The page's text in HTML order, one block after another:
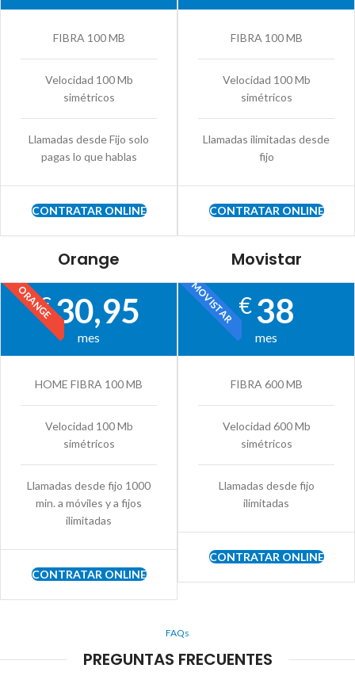
FIBRA 100 MB
Velocidad 100 Mb
simétricos
Llamadas desde Fijo solo
pagas lo que hablas
CONTRATAR ONLINE
FIBRA 100 MB
Velocidad 100 Mb
simétricos
Llamadas ilimitadas desde
fijo
CONTRATAR ONLINE
Orange
ORANGE
€30,95
mes
HOME FIBRA 100 MB
Velocidad 100 Mb
simétricos
Llamadas desde fijo 1000
min. a móviles y a fijos
ilimitadas
CONTRATAR ONLINE
Movistar
MOVISTAR€38
mes
FIBRA 600 MB
Velocidad 600 Mb
simétricos
Llamadas desde fijo
ilimitadas
CONTRATAR ONLINE
FAQs
PREGUNTAS FRECUENTES